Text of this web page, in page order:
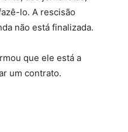
lo. A rescisão
não está finalizada.
que ele está a
um contrato.